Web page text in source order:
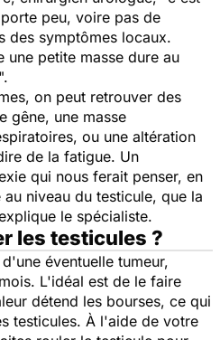
peu, voire pas de
des symptômes locaux.
une petite masse dure au
on peut retrouver des
gêne, une masse
ou une altération
de la fatigue. Un
qui nous ferait penser, en
niveau du testicule, que la
le spécialiste.
les testicules ?
éventuelle tumeur,
L'idéal est de le faire
détend les bourses, ce qui
testicules. À l'aide de votre